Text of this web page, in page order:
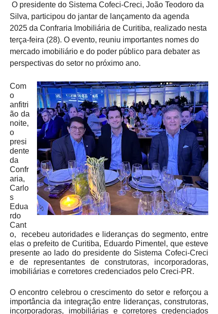
O presidente do Sistema Cofeci-Creci, João Teodoro da
Silva, participou do jantar de lançamento da agenda
2025 da Confraria Imobiliária de Curitiba, realizado nesta
terça-feira (28). O evento, reuniu importantes nomes do
mercado imobiliário e do poder público para debater as
perspectivas do setor no próximo ano.
Com
o
anfitri
ão da
noite,
o
presi
dente
da
Confr
aria,
Carlo
s
Edua
rdo
Cant
o, recebeu autoridades e lideranças do segmento, entre
elas o prefeito de Curitiba, Eduardo Pimentel, que esteve
presente ao lado do presidente do Sistema Cofeci-Creci
e de representantes de construtoras, incorporadoras,
imobiliárias e corretores credenciados pelo Creci-PR.
O encontro celebrou o crescimento do setor e reforçou a
importância da integração entre lideranças, construtoras,
incorporadoras, imobiliárias e corretores credenciados